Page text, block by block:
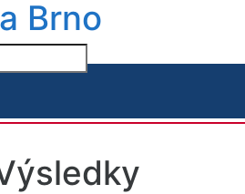
Brno